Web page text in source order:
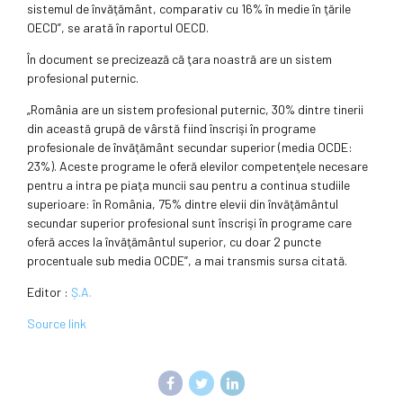
sistemul de învăţământ, comparativ cu 16% în medie în ţările
OECD”, se arată în raportul OECD.
În document se precizează că ţara noastră are un sistem
profesional puternic.
„România are un sistem profesional puternic, 30% dintre tinerii
din această grupă de vârstă fiind înscrişi în programe
profesionale de învăţământ secundar superior (media OCDE:
23%). Aceste programe le oferă elevilor competenţele necesare
pentru a intra pe piaţa muncii sau pentru a continua studiile
superioare: în România, 75% dintre elevii din învăţământul
secundar superior profesional sunt înscrişi în programe care
oferă acces la învăţământul superior, cu doar 2 puncte
procentuale sub media OCDE”, a mai transmis sursa citată.
Editor : Ș.A.
Source link